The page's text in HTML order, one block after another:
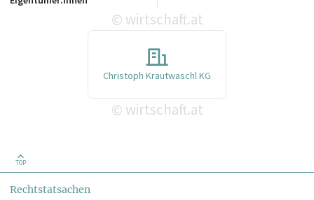
© wirtschaft.at
Christoph Krautwaschl KG
© wirtschaft.at
TOP
Rechtstatsachen